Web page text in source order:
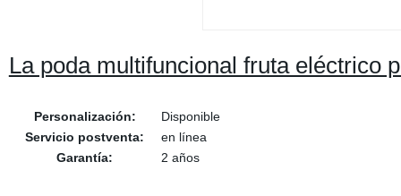
La poda multifuncional fruta eléctrico
Personalización:
Disponible
Servicio postventa:
en línea
Garantía:
2 años